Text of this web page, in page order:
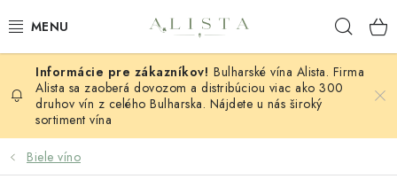
na
ČERVENÉ VÍNO
BIELE VÍNO
RUŽOVÉ VÍNO
Bulharské vína Alista. Firma
Alista sa zaoberá dovozom a distribúciou viac ako 300
druhov vín z celého Bulharska. Nájdete u nás široký
sortiment vína
Biele víno